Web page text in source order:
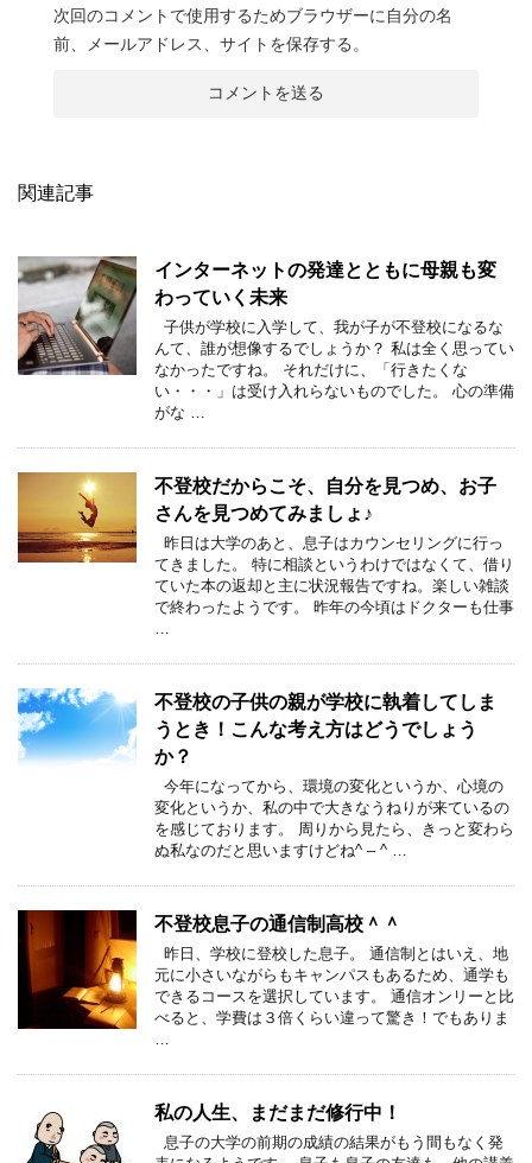
次回のコメントで使用するためブラウザーに自分の名
前、メールアドレス、サイトを保存する。
関連記事
インターネットの発達とともに母親も変
わっていく未来
子供が学校に入学して、我が子が不登校になるな
んて、誰が想像するでしょうか？ 私は全く思ってい
なかったですね。 それだけに、「行きたくな
い・・・」は受け入れらないものでした。 心の準備
がな …
不登校だからこそ、自分を見つめ、お子
さんを見つめてみましょ♪
昨日は大学のあと、息子はカウンセリングに行っ
てきました。 特に相談というわけではなくて、借り
ていた本の返却と主に状況報告ですね。楽しい雑談
で終わったようです。 昨年の今頃はドクターも仕事
…
不登校の子供の親が学校に執着してしま
うとき！こんな考え方はどうでしょう
か？
今年になってから、環境の変化というか、心境の
変化というか、私の中で大きなうねりが来ているの
を感じております。 周りから見たら、きっと変わら
ぬ私なのだと思いますけどね^ – ^ …
不登校息子の通信制高校＾＾
昨日、学校に登校した息子。 通信制とはいえ、地
元に小さいながらもキャンパスもあるため、通学も
できるコースを選択しています。 通信オンリーと比
べると、学費は３倍くらい違って驚き！でもありま
…
私の人生、まだまだ修行中！
息子の大学の前期の成績の結果がもう間もなく発